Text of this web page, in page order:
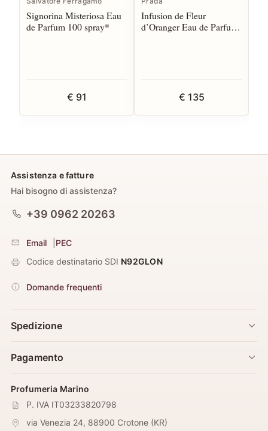
Signorina Misteriosa Eau
de Parfum 100 spray*
€ 91
Infusion de Fleur
d’Oranger Eau de Parfum
€ 135
Assistenza e fatture
Hai bisogno di assistenza?
+39 0962 20263
Email
PEC
Codice destinatario SDI N92GLON
Domande frequenti
Spedizione
Pagamento
Profumeria Marino
P. IVA IT03233820798
via Venezia 24, 88900 Crotone (KR)